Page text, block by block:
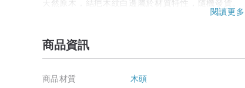
我們採用歐詩木木蠟油，木蠟油本身是透明的，您
水性比。木頭毛孔是開放的，長期沾水會吸收潮氣。
請勿暴曬或者長期置於溫差變化劇烈的環境下，不
商品資訊
商品材質
木頭